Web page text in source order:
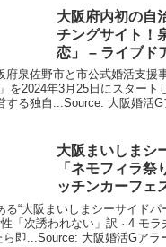
大阪府内初の自
チングサイト！
恋」 – ライブド
府泉佐野市と市公式婚活支援
を2024年3月25日にスタート
する独自...Source: 大阪婚活G
大阪 まいしまシ
「ネモフィラ祭
ッチンカーフェ
る“大阪まいしまシーサイドパ
性「次誘われない」訳 · 4 モ
ら即...Source: 大阪婚活Gアラ